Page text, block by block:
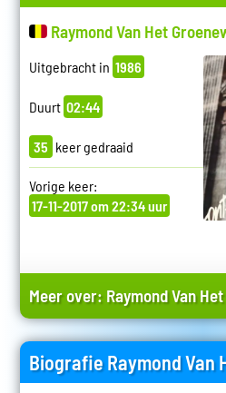
Raymond Van Het
Uitgebracht in 1986
Duurt 02:44
35 keer gedraaid
Vorige keer:
17-11-2017 om 22:34 uur
Meer over: Raymond Van
Biografie Raymond Van